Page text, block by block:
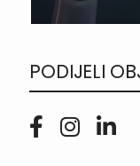
PODIJELI